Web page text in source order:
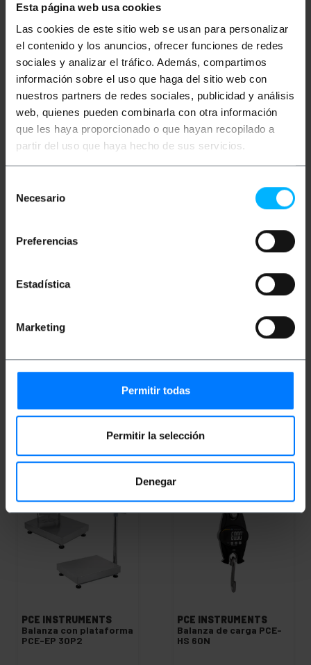
Esta página web usa cookies
Las cookies de este sitio web se usan para personalizar
el contenido y los anuncios, ofrecer funciones de redes
sociales y analizar el tráfico. Además, compartimos
información sobre el uso que haga del sitio web con
nuestros partners de redes sociales, publicidad y análisis
web, quienes pueden combinarla con otra información
que les haya proporcionado o que hayan recopilado a
partir del uso que haya hecho de sus servicios.
Necesario
Preferencias
Estadística
Marketing
Permitir todas
Permitir la selección
Denegar
PCE INSTRUMENTS
500LD
PVP
241,15€
PVD
226,13€
De 2 a 4 días hábiles
Cantidad
CS 1T
PVP
171,77€
PVD
161,07
Cantidad
Balanza con plataforma
PCE-EP 150P1
373,88€ 348,10€
De 3 a 5 días hábiles
Balanza con plataforma
408,75€
408,75
383,29€
PCE INSTRUMENTS
Balanza con plataforma
PCE-EP 30P2
PCE INSTRUMENTS
Balanza de carga PCE-
HS 60N